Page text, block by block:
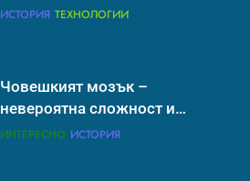
борим с глобалното
ИСТОРИЯ ТЕХНОЛОГИИ
Човешкият мозък –
невероятна сложност и
възможност
ИНТЕРЕСНО ИСТОРИЯ